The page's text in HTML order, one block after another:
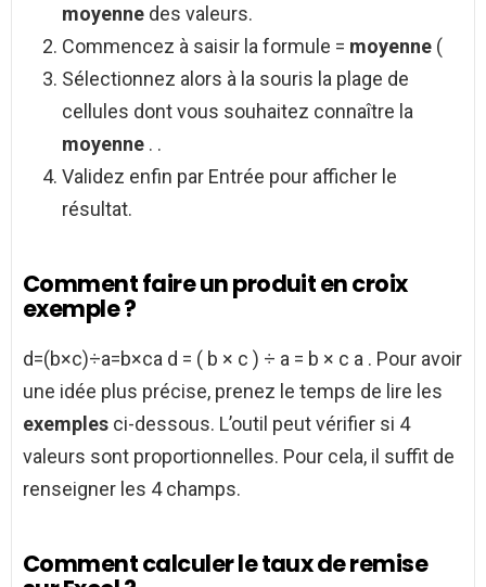
moyenne des valeurs.
Commencez à saisir la formule = moyenne (
Sélectionnez alors à la souris la plage de
cellules dont vous souhaitez connaître la
moyenne . .
Validez enfin par Entrée pour afficher le
résultat.
Comment faire un produit en croix
exemple ?
d=(b×c)÷a=b×ca d = ( b × c ) ÷ a = b × c a . Pour avoir
une idée plus précise, prenez le temps de lire les
exemples ci-dessous. L’outil peut vérifier si 4
valeurs sont proportionnelles. Pour cela, il suffit de
renseigner les 4 champs.
Comment calculer le taux de remise